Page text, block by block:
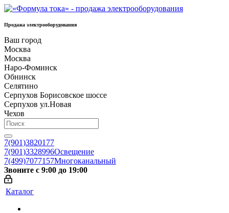
Продажа электрооборудования
Ваш город
Москва
Москва
Наро-Фоминск
Обнинск
Селятино
Серпухов Борисовское шоссе
Серпухов ул.Новая
Чехов
7(901)3820177
7(901)3328996Освещение
7(499)7077157Многоканальный
Звоните с 9:00 до 19:00
Каталог